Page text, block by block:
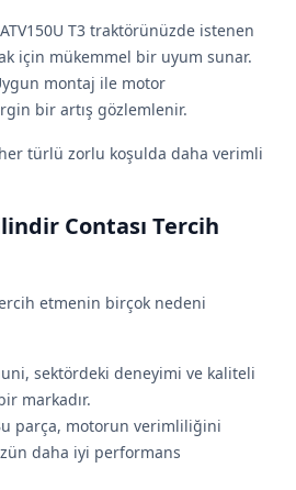
ATV150U T3 traktörünüzde istenen
için mükemmel bir uyum sunar.
montaj ile motor
bir artış gözlemlenir.
türlü zorlu koşulda daha verimli
Contası Tercih
etmenin birçok nedeni
sektördeki deneyimi ve kaliteli
markadır.
parça, motorun verimliliğini
daha iyi performans